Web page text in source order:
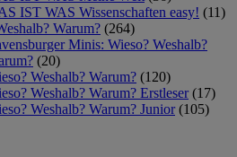
IST WAS Wissenschaften easy! (11)
Warum? (264)
Minis: Wieso? Weshalb?
(20)
Weshalb? Warum? (120)
Weshalb? Warum? Erstleser (17)
Weshalb? Warum? Junior (105)